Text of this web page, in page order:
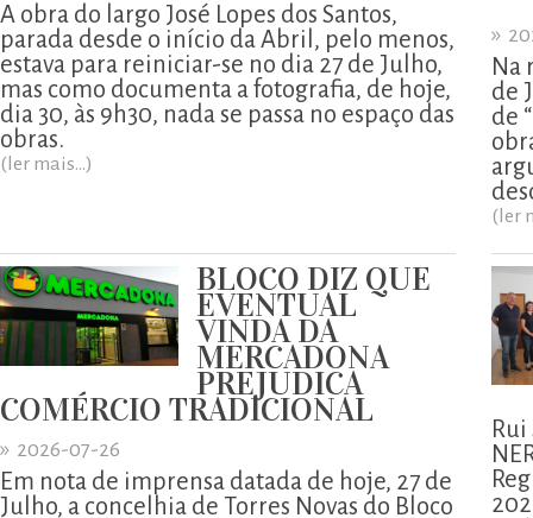
A obra do largo José Lopes dos Santos,
parada desde o início da Abril, pelo menos,
estava para reiniciar-se no dia 27 de Julho,
mas como documenta a fotografia, de hoje,
dia 30, às 9h30, nada se passa no espaço das
obras.
(ler mais...)
»
Na
de
de
(ler
BLOCO DIZ QUE
EVENTUAL
VINDA DA
MERCADONA
PREJUDICA
COMÉRCIO TRADICIONAL
» 2026-07-26
Em nota de imprensa datada de hoje, 27 de
Julho, a concelhia de Torres Novas do Bloco